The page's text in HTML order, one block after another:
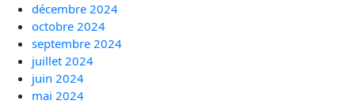
décembre 2024
octobre 2024
septembre 2024
juillet 2024
juin 2024
mai 2024